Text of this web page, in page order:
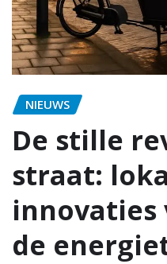
NIEUWS
De stille
straat:
innovaties
de